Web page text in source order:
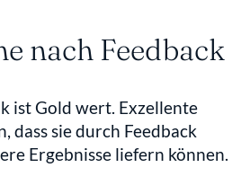
nach Feedback
ist Gold wert. Exzellente
dass sie durch Feedback
Ergebnisse liefern können.